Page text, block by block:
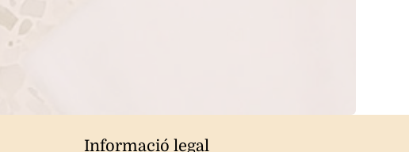
Informació legal